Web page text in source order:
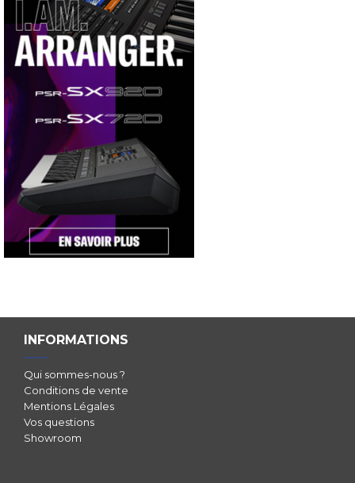
INFORMATIONS
Qui sommes-nous ?
Conditions de vente
Mentions Légales
Vos questions
Showroom